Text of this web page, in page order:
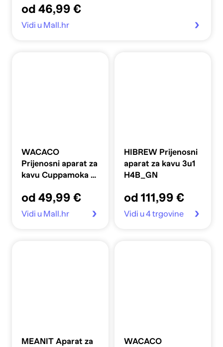
od 46,99 €
Vidi u Mall.hr
WACACO
Prijenosni aparat za
kavu Cuppamoka s
od 49,99 €
Vidi u Mall.hr
HIBREW Prijenosni
aparat za kavu 3u1
H4B_GN
od 111,99 €
Vidi u 4 trgovine
MEANIT Aparat za
WACACO